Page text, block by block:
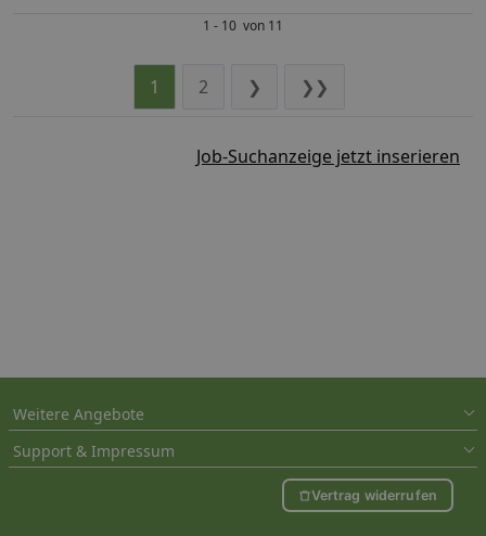
1 - 10 von 11
1 2 ❯ ❯❯
Job-Suchanzeige jetzt inserieren
Weitere Angebote
Support & Impressum
Vertrag widerrufen